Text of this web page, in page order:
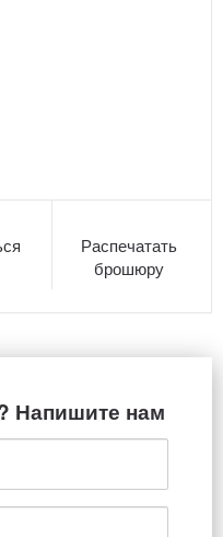
Распечатать
брошюру
Напишите нам